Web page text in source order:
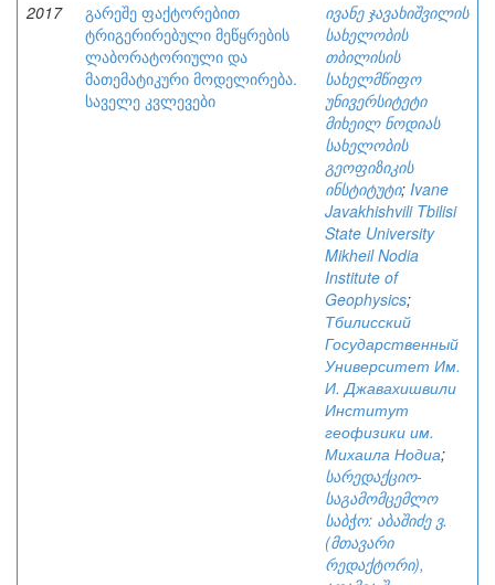
2017
გარეშე ფაქტორებით
ტრიგერირებული მეწყრების
ლაბორატორიული და
მათემატიკური მოდელირება.
საველე კვლევები
ივანე ჯავახიშვილის
სახელობის
თბილისის
სახელმწიფო
უნივერსიტეტი
მიხეილ ნოდიას
სახელობის
გეოფიზიკის
ინსტიტუტი; Ivane
Javakhishvili Tbilisi
State University
Mikheil Nodia
Institute of
Geophysics;
Тбилисский
Государственный
Университет Им.
И. Джавахишвили
Институт
геофизики им.
Михаила Нодиа;
სარედაქციო-
საგამომცემლო
საბჭო: აბაშიძე ვ.
(მთავარი
რედაქტორი),